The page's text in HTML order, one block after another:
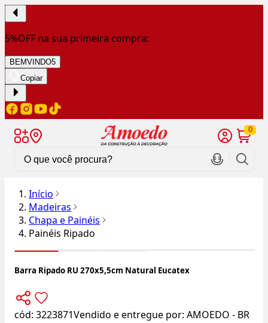
5%OFF na sua primeira compra:
BEMVINDO5
Copiar
0
Início
Madeiras
Chapa e Painéis
Painéis Ripado
Barra Ripado RU 270x5,5cm Natural Eucatex
cód: 3223871Vendido e entregue por: AMOEDO - BR